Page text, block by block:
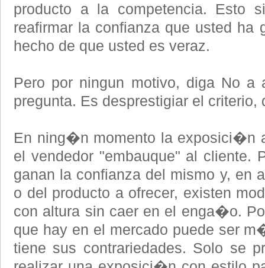
producto a la competencia. Esto
reafirmar la confianza que usted ha
hecho de que usted es veraz.
Pero por ningun motivo, diga No
pregunta. Es desprestigiar el criterio,
En ning�n momento la exposici�n
el vendedor "embauque" al cliente.
ganan la confianza del mismo y, en
o del producto a ofrecer, existen
con altura sin caer en el enga�o.
que hay en el mercado puede ser
tiene sus contrariedades. Solo se